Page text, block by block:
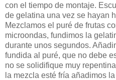
con el tiempo de montaje.
de gelatina una vez se hayan
Mezclamos el puré de frutas
microondas, fundimos la
durante unos segundos.
fundida al puré, que no debe
no se solidifique muy
la mezcla esté fría añadimos